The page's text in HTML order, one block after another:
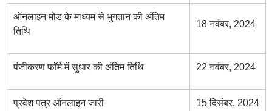
ऑनलाइन मोड के माध्यम से भुगतान की अंतिम
तिथि
18 नवंबर, 2024
पंजीकरण फॉर्म में सुधार की अंतिम तिथि 22 नवंबर, 2024
प्रवेश पत्र ऑनलाइन जारी 15 दिसंबर, 2024